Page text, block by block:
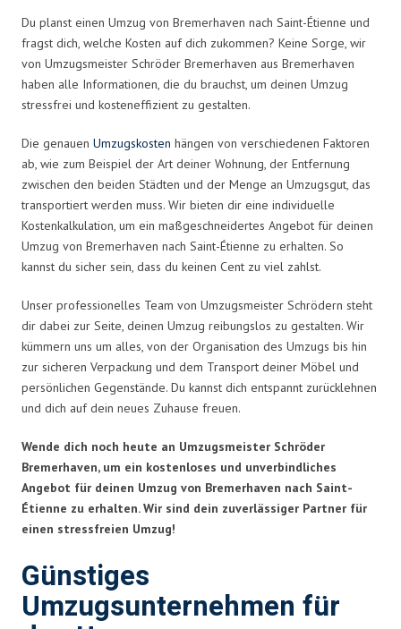
Du planst einen Umzug von Bremerhaven nach Saint-Étienne und
fragst dich, welche Kosten auf dich zukommen? Keine Sorge, wir
von Umzugsmeister Schröder Bremerhaven aus Bremerhaven
haben alle Informationen, die du brauchst, um deinen Umzug
stressfrei und kosteneffizient zu gestalten.
Die genauen Umzugskosten hängen von verschiedenen Faktoren
ab, wie zum Beispiel der Art deiner Wohnung, der Entfernung
zwischen den beiden Städten und der Menge an Umzugsgut, das
transportiert werden muss. Wir bieten dir eine individuelle
Kostenkalkulation, um ein maßgeschneidertes Angebot für deinen
Umzug von Bremerhaven nach Saint-Étienne zu erhalten. So
kannst du sicher sein, dass du keinen Cent zu viel zahlst.
Unser professionelles Team von Umzugsmeister Schrödern steht
dir dabei zur Seite, deinen Umzug reibungslos zu gestalten. Wir
kümmern uns um alles, von der Organisation des Umzugs bis hin
zur sicheren Verpackung und dem Transport deiner Möbel und
persönlichen Gegenstände. Du kannst dich entspannt zurücklehnen
und dich auf dein neues Zuhause freuen.
Wende dich noch heute an Umzugsmeister Schröder
Bremerhaven, um ein kostenloses und unverbindliches
Angebot für deinen Umzug von Bremerhaven nach Saint-
Étienne zu erhalten. Wir sind dein zuverlässiger Partner für
einen stressfreien Umzug!
Günstiges
Umzugsunternehmen für